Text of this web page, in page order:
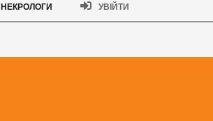
НЕКРОЛОГИ УВІЙТИ